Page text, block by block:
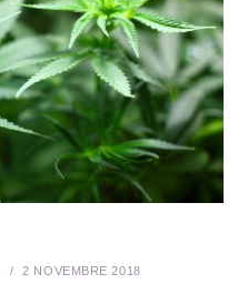
2 NOVEMBRE 2018